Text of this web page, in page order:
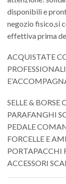
disponibili e
negozio fisico,si
effettiva prima
ACQUISTATE
SELLE &
PARAFANGHI
PEDALE
FORCELLE E
PORTAPACCHI
ACCESSORI